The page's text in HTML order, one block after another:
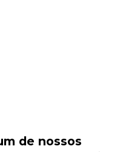
de nossos